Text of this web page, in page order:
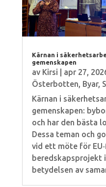
Kärnan i
gemenskapen
av Kirsi apr 27,
Österbotten, Byar,
Kärnan i
gemenskapen:
och har den bästa
Dessa teman och
vid ett möte för
beredskapsprojekt
betydelsen av